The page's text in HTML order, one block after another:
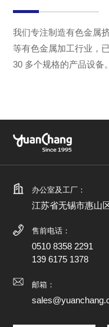
我们专注制造有色金属
等有色金属加工行业，
30 多个规格的产品设备。
办公室及工厂：
江苏省无锡市惠山
售前电话：
0510 8358 2291
139 6175 1378
邮箱：